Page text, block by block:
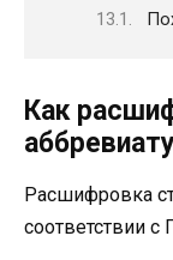
Как
Расшифровка
соответствии с